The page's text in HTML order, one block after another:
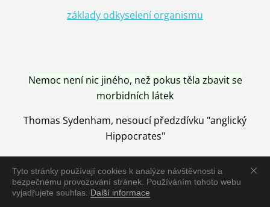
Tyto stránky používají cookies k analýze návštěvnosti a
bezpečnému provozování stránek. Používáním tohoto webu
vyjadřujete souhlas. Další informace
základy odkyselení organismu
Nemoc není nic jiného, než pokus těla zbavit se
morbidních látek
Thomas Sydenham, nesoucí předzdívku "anglický
Hippocrates"
Nemoc je vyléčena jen pomocí Přírody, neutralizací a